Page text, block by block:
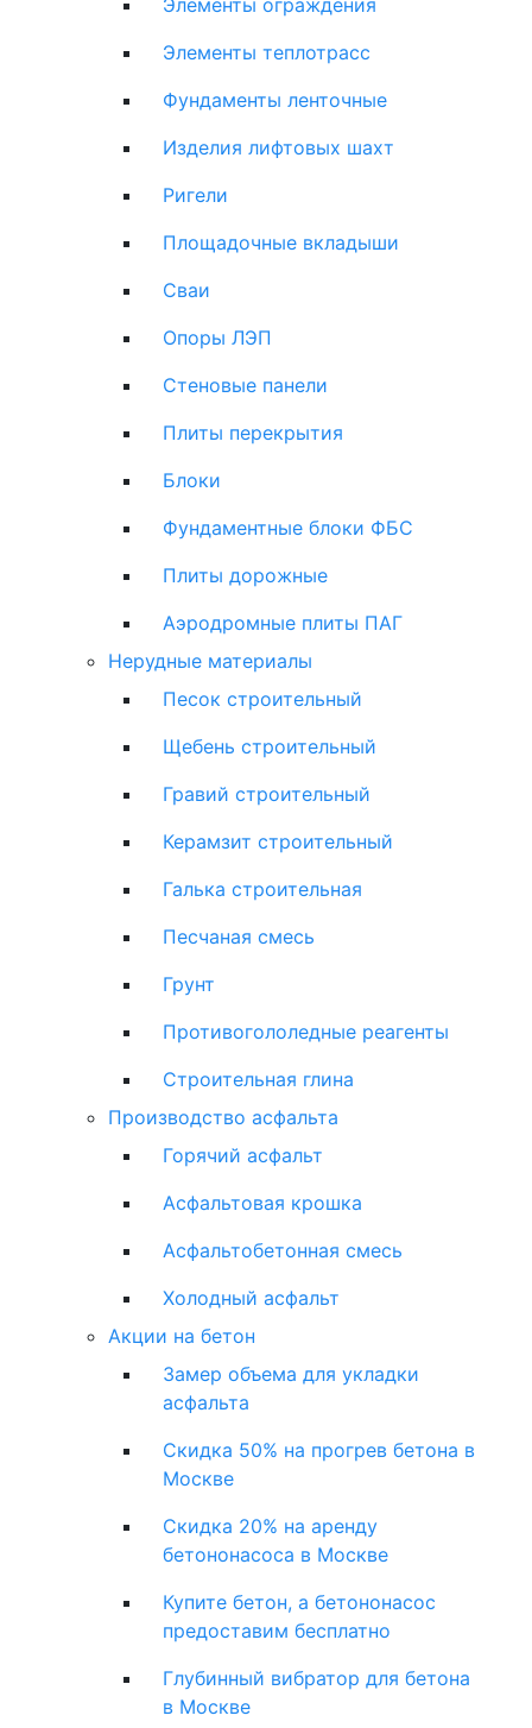
Элементы теплотрасс
Фундаменты ленточные
Изделия лифтовых шахт
Ригели
Площадочные вкладыши
Сваи
Опоры ЛЭП
Стеновые панели
Плиты перекрытия
Блоки
Фундаментные блоки ФБС
Плиты дорожные
Аэродромные плиты ПАГ
Нерудные материалы
Песок строительный
Щебень строительный
Гравий строительный
Керамзит строительный
Галька строительная
Песчаная смесь
Грунт
Противогололедные реагенты
Строительная глина
Производство асфальта
Горячий асфальт
Асфальтовая крошка
Асфальтобетонная смесь
Холодный асфальт
Акции на бетон
Замер объема для укладки
асфальта
Скидка 50% на прогрев бетона в
Москве
Скидка 20% на аренду
бетононасоса в Москве
Купите бетон, а бетононасос
предоставим бесплатно
Глубинный вибратор для бетона
в Москве